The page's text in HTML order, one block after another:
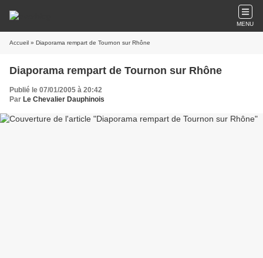
MENU
Accueil » Diaporama rempart de Tournon sur Rhône
Diaporama rempart de Tournon sur Rhône
Publié le 07/01/2005 à 20:42
Par Le Chevalier Dauphinois